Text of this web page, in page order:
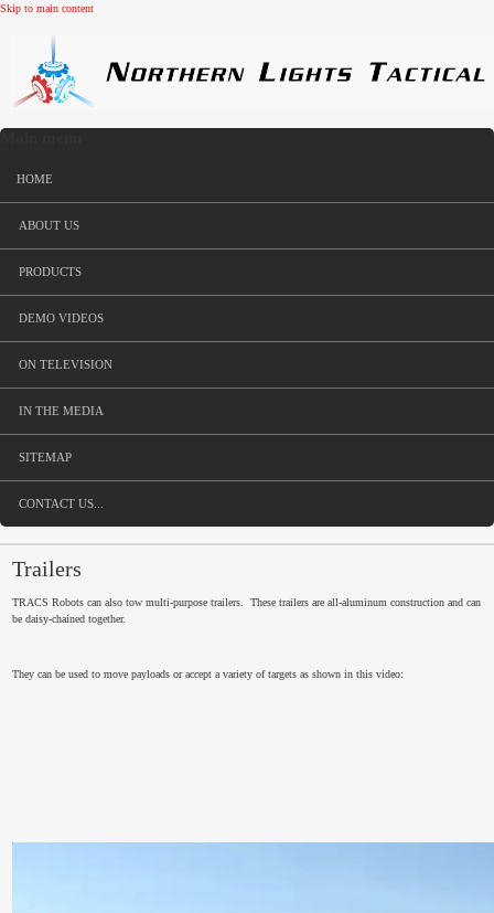
Skip to main content
Main menu
HOME
ABOUT US
PRODUCTS
DEMO VIDEOS
ON TELEVISION
IN THE MEDIA
SITEMAP
CONTACT US...
Trailers
TRACS Robots can also tow multi-purpose trailers. These trailers are all-aluminum construction and can
be daisy-chained together.
They can be used to move payloads or accept a variety of targets as shown in this video: